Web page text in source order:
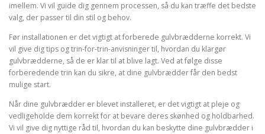
imellem. Vi vil guide dig gennem processen, så du kan træffe det bedste
valg, der passer til din stil og behov.
Før installationen er det vigtigt at forberede gulvbrædderne korrekt. Vi
vil give dig tips og trin-for-trin-anvisninger til, hvordan du klargør
gulvbrædderne, så de er klar til at blive lagt. Ved at følge disse
forberedende trin kan du sikre, at dine gulvbrædder får den bedst
mulige start.
Når dine gulvbrædder er blevet installeret, er det vigtigt at pleje og
vedligeholde dem korrekt for at bevare deres skønhed og holdbarhed.
Vi vil give dig nyttige råd til, hvordan du kan beskytte dine gulvbrædder i